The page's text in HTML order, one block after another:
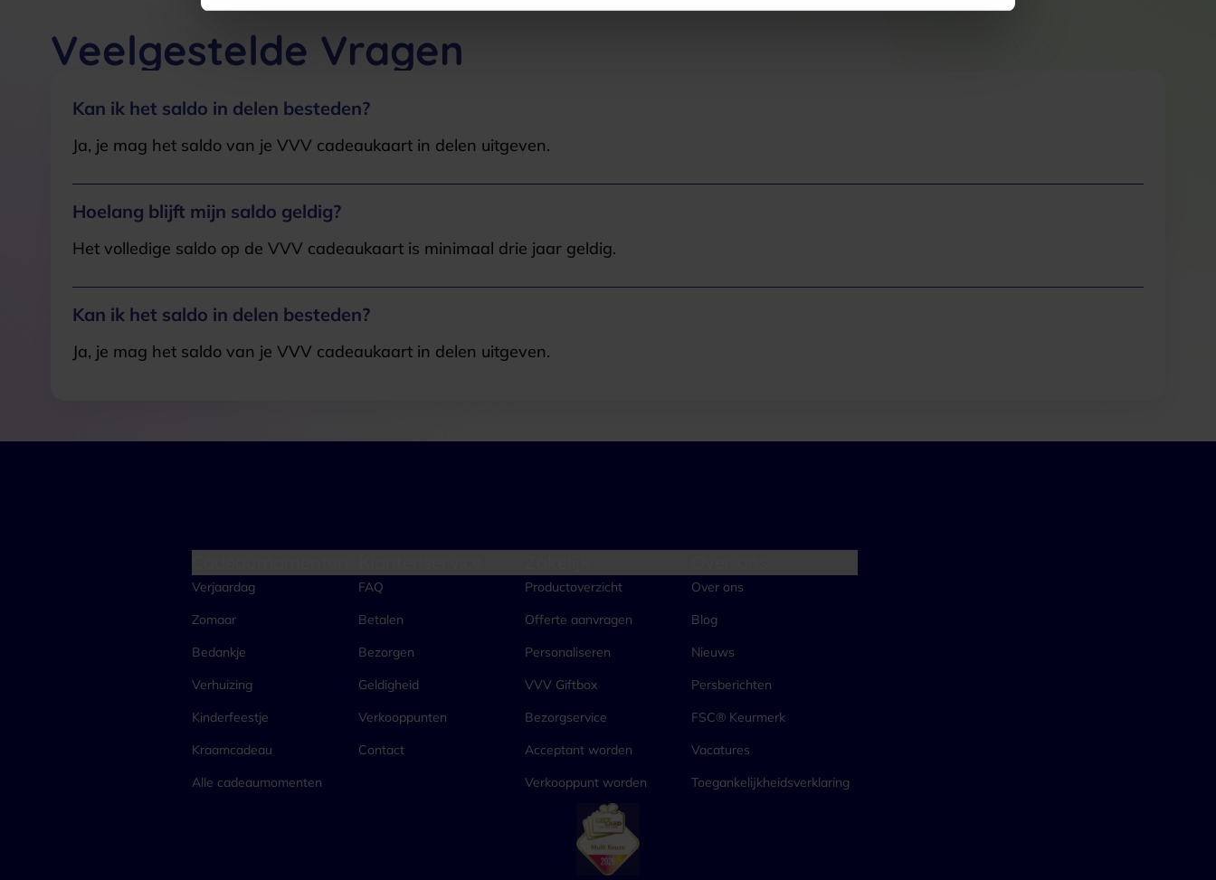
Veelgestelde Vragen
Kan ik het saldo in delen besteden?
Ja, je mag het saldo van je VVV cadeaukaart in delen uitgeven.
Hoelang blijft mijn saldo geldig?
Het volledige saldo op de VVV cadeaukaart is minimaal drie jaar geldig.
Kan ik het saldo in delen besteden?
Ja, je mag het saldo van je VVV cadeaukaart in delen uitgeven.
Verjaardag
Zomaar
Bedankje
Verhuizing
Kinderfeestje
Kraamcadeau
Alle cadeaumomenten
FAQ
Betalen
Bezorgen
Geldigheid
Verkooppunten
Contact
Productoverzicht
Offerte aanvragen
Personaliseren
VVV Giftbox
Bezorgservice
Acceptant worden
Verkooppunt worden
Over ons
Blog
Nieuws
Persberichten
FSC® Keurmerk
Vacatures
Toegankelijkheidsverklaring